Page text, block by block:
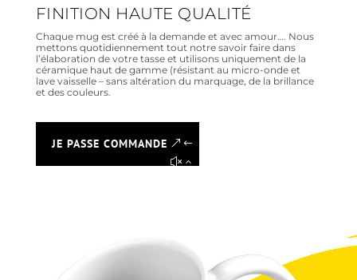
FINITION HAUTE QUALITÉ
Chaque mug est créé à la demande et avec amour…. Nous
mettons quotidiennement tout notre savoir faire dans
l’élaboration de votre tasse et utilisons uniquement de la
céramique haut de gamme (résistant au micro-onde et
lave vaisselle – sans altération du marquage, de la brillance
et des couleurs.
JE PASSE COMMANDE